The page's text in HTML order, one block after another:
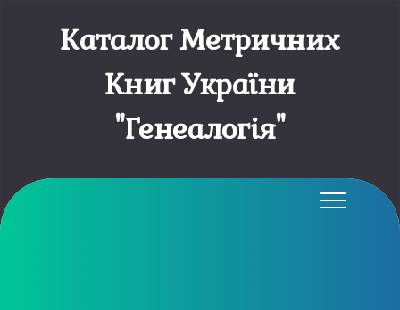
Каталог Метричних
Книг України
"Генеалогія"